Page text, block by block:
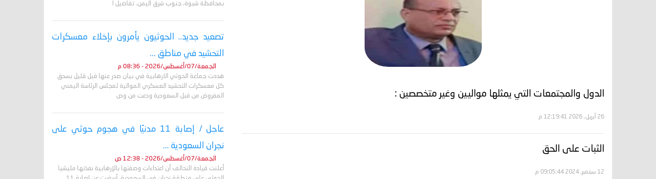
الدول والمجتمعات التي يمثلها مواليين وغير متخصصين :
26 أبريل, 2026 12:19:41 م
الثبات على الحق
12 سبتمبر, 2024 09:05:44 م
بمحافظة شبوة، جنوب شرق اليمن. تفاصيل ا
تصعيد جديد.. الحوثيون يأمرون بإخلاء معسكرات
التحشيد في مناطق ...
الجمعة/07/أغسطس/2026 - 08:36 م
هددت جماعة الحوثي الارهابية في بيان صدر عنها قبل قليل بسحق
كل معسكرات التحشيد العسكري الموالية لمجلس الرئاسة اليمني
المفروض من قبل السعودية ودعت من وص
عاجل / إصابة 11 مدنيًا في هجوم حوثي على
نجران السعودية ...
الجمعة/07/أغسطس/2026 - 12:38 ص
أعلنت قيادة التحالف أن اعتداءات وصفتها بالإرهابية نفذتها مليشيا